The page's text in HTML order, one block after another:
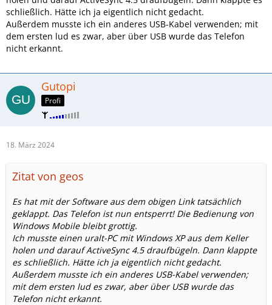
schließlich. Hätte ich ja eigentlich nicht gedacht.
Außerdem musste ich ein anderes USB-Kabel verwenden; mit
dem ersten lud es zwar, aber über USB wurde das Telefon
nicht erkannt.
Gutopi
Profi
18. März 2024
Zitat von geos
Es hat mit der Software aus dem obigen Link tatsächlich
geklappt. Das Telefon ist nun entsperrt! Die Bedienung von
Windows Mobile bleibt grottig.
Ich musste einen uralt-PC mit Windows XP aus dem Keller
holen und darauf ActiveSync 4.5 draufbügeln. Dann klappte
es schließlich. Hätte ich ja eigentlich nicht gedacht.
Außerdem musste ich ein anderes USB-Kabel verwenden;
mit dem ersten lud es zwar, aber über USB wurde das
Telefon nicht erkannt.